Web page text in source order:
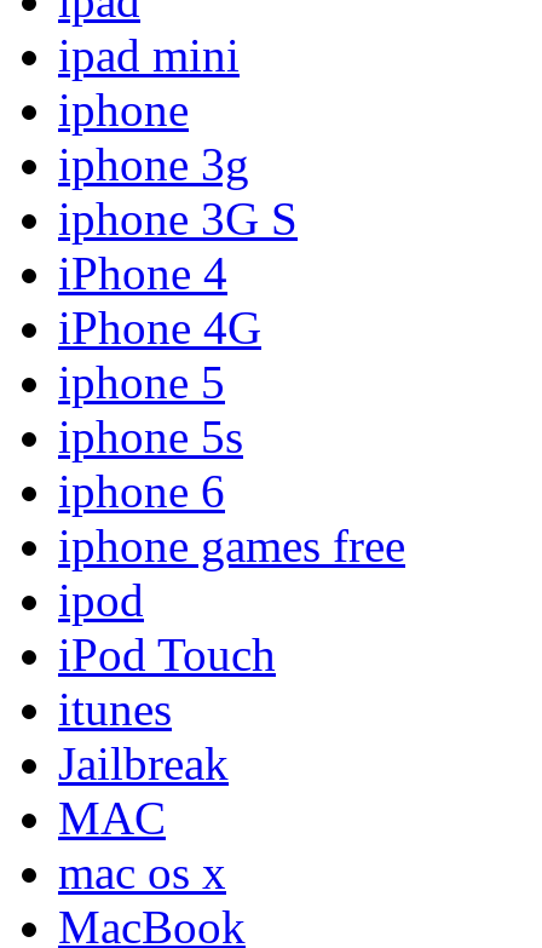
ipad mini
iphone
iphone 3g
iphone 3G S
iPhone 4
iPhone 4G
iphone 5
iphone 5s
iphone 6
iphone games free
ipod
iPod Touch
itunes
Jailbreak
MAC
mac os x
MacBook